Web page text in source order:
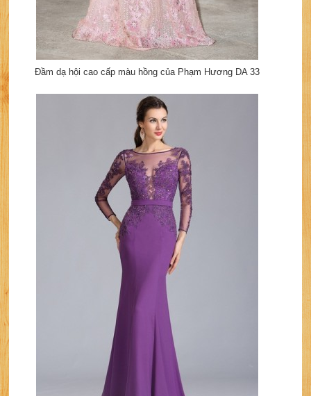
Đầm dạ hội cao cấp màu hồng của Phạm Hương DA 33